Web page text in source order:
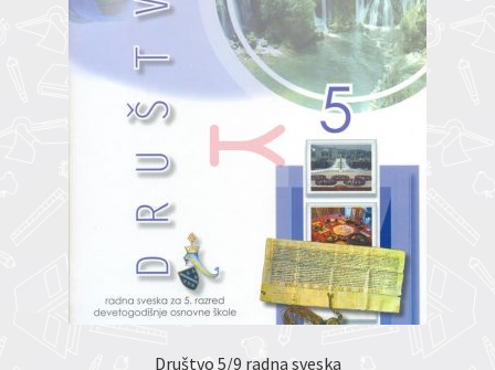
Društvo 5/9 radna sveska